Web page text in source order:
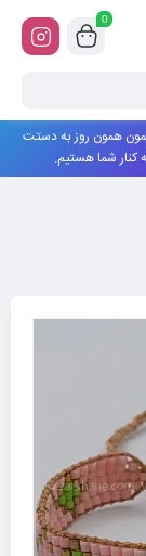
0
همون روز به دستت